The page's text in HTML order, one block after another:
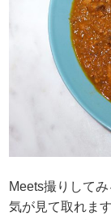
Meets撮りして
気が見て取れます